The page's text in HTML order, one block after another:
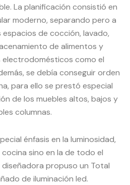
La planificación consistió en
moderno, separando pero a
de cocción, lavado,
de alimentos y
como el
se debía conseguir orden
para ello se prestó especial
de los muebles altos, bajos y
columnas.
énfasis en la luminosidad,
sino en la de todo el
diseñadora propuso un Total
de iluminación led.